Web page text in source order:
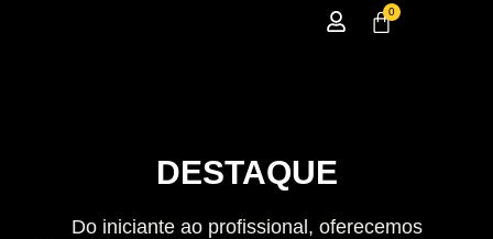
0
DESTAQUE
Do iniciante ao profissional, oferecemos